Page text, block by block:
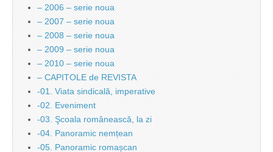
– 2006 – serie noua
– 2007 – serie noua
– 2008 – serie noua
– 2009 – serie noua
– 2010 – serie noua
– CAPITOLE de REVISTA
-01. Viata sindicală, imperative
-02. Eveniment
-03. Şcoala românească, la zi
-04. Panoramic nemțean
-05. Panoramic romașcan